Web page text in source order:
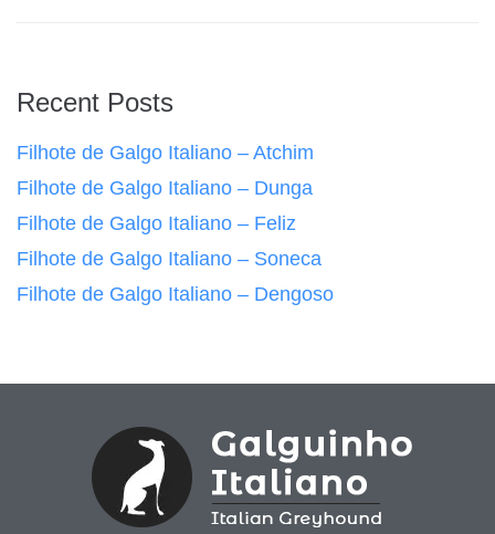
Recent Posts
Filhote de Galgo Italiano – Atchim
Filhote de Galgo Italiano – Dunga
Filhote de Galgo Italiano – Feliz
Filhote de Galgo Italiano – Soneca
Filhote de Galgo Italiano – Dengoso